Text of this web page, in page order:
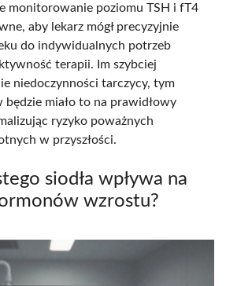
monitorowanie poziomu TSH i fT4
aby lekarz mógł precyzyjnie
do indywidualnych potrzeb
terapii. Im szybciej
niedoczynności tarczycy, tym
będzie miało to na prawidłowy
ryzyko poważnych
w przyszłości.
siodła wpływa na
wzrostu?